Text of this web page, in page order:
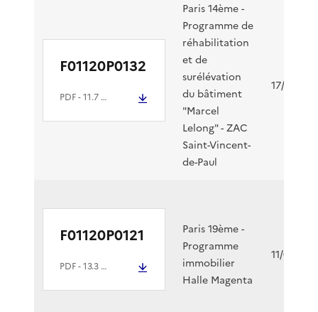
F01120P0132
PDF- 11.7 Mio
Paris 14ème -
Programme de
réhabilitation
et de
surélévation
du bâtiment
"Marcel
Lelong" - ZAC
Saint-Vincent-
de-Paul
17/09/
F01120P0121
PDF- 13.3 Mio
Paris 19ème -
Programme
immobilier
Halle Magenta
11/08/